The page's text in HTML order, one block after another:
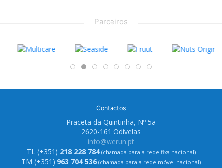
Parceiros
Contactos
Praceta da Quintinha, Nº 5a
2620-161 Odivelas
info@werun.pt
TL (+351) 218 228 784(chamada para a rede fixa nacional)
TM (+351) 963 704 536 (chamada para a rede móvel nacional)